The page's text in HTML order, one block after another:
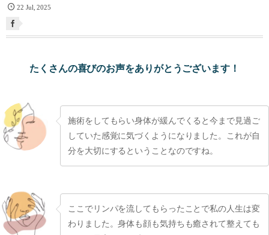
22 Jul ,2025
たくさんの喜びのお声をありがとうございます！
施術をしてもらい身体が緩んでくると今まで見過ご
していた感覚に気づくようになりました。これが自
分を大切にするということなのですね。
ここでリンパを流してもらったことで私の人生は変
わりました。身体も顔も気持ちも癒されて整えても